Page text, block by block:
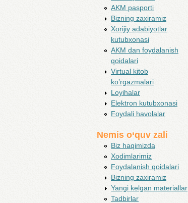
AKM pasporti
Bizning zaxiramiz
Xorijiy adabiyotlar
kutubxonasi
AKM dan foydalanish
qoidalari
Virtual kitob
ko’rgazmalari
Loyihalar
Elektron kutubxonasi
Foydali havolalar
Nemis o‘quv zali
Biz haqimizda
Xodimlarimiz
Foydalanish qoidalari
Bizning zaxiramiz
Yangi kelgan materiallar
Tadbirlar